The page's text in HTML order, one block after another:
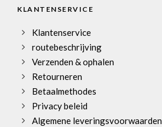
KLANTENSERVICE
Klantenservice
routebeschrijving
Verzenden & ophalen
Retourneren
Betaalmethodes
Privacy beleid
Algemene leveringsvoorwaarden